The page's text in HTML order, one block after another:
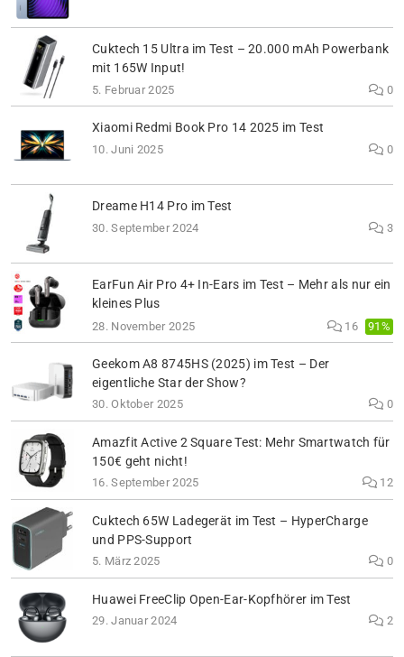
Cuktech 15 Ultra im Test – 20.000 mAh Powerbank
mit 165W Input!
5. Februar 2025 0
Xiaomi Redmi Book Pro 14 2025 im Test
10. Juni 2025 0
Dreame H14 Pro im Test
30. September 2024 3
EarFun Air Pro 4+ In-Ears im Test – Mehr als nur ein
kleines Plus
28. November 2025 16 91%
Geekom A8 8745HS (2025) im Test – Der
eigentliche Star der Show?
30. Oktober 2025 0
Amazfit Active 2 Square Test: Mehr Smartwatch für
150€ geht nicht!
16. September 2025 12
Cuktech 65W Ladegerät im Test – HyperCharge
und PPS-Support
5. März 2025 0
Huawei FreeClip Open-Ear-Kopfhörer im Test
29. Januar 2024 2